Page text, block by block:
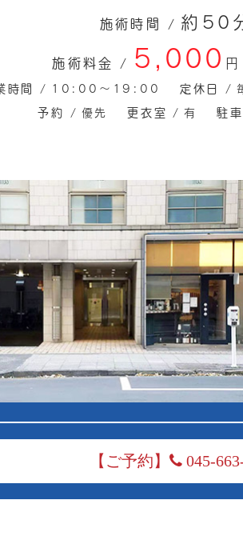
施術時間 / 約50
施術料金 / 5,000
時間 / 10:00～19:00 定休日 /
予約 / 優先 更衣室 / 有 駐
【ご予約】 045-院長メ